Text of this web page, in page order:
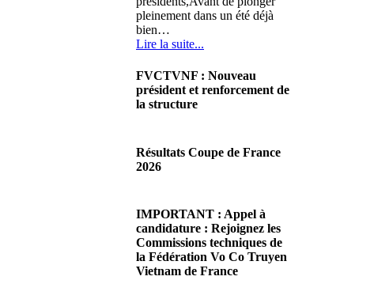
pleinement dans un été déjà
bien…
Lire la suite...
FVCTVNF : Nouveau
président et renforcement de
la structure
Chères Présidentes, chers
Présidents,Ce dimanche 28 juin
Lire la suite...
Résultats Coupe de France
2026
Cliquez sur ce lien pour
accéder aux résultats
Lire la suite...
IMPORTANT : Appel à
candidature : Rejoignez les
Commissions techniques de
la Fédération Vo Co Truyen
Vietnam de France